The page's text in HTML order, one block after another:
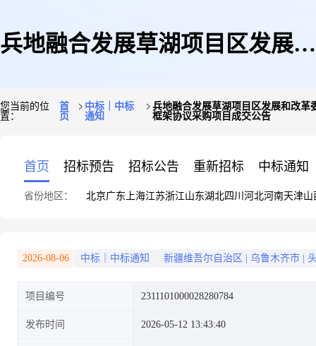
兵地融合发展草湖项目区发展和
湖项目区统计局、兵地融合发展
您当前的位
置：
首
页
中标｜中标
通知
兵地融合发展草湖项目区发展和改革
框架协议采购项目成交公告
首页 招标预告 招标公告 重新招标 中标通知
省份地区： 北京广东 上海江苏浙江山东湖北四川 河北河南天津山
2026-08-06 中标｜中标通知 新疆维吾尔自治区 乌鲁木齐市
项目编号 2311101000028280784
发布时间 2026-05-12 13:43:40